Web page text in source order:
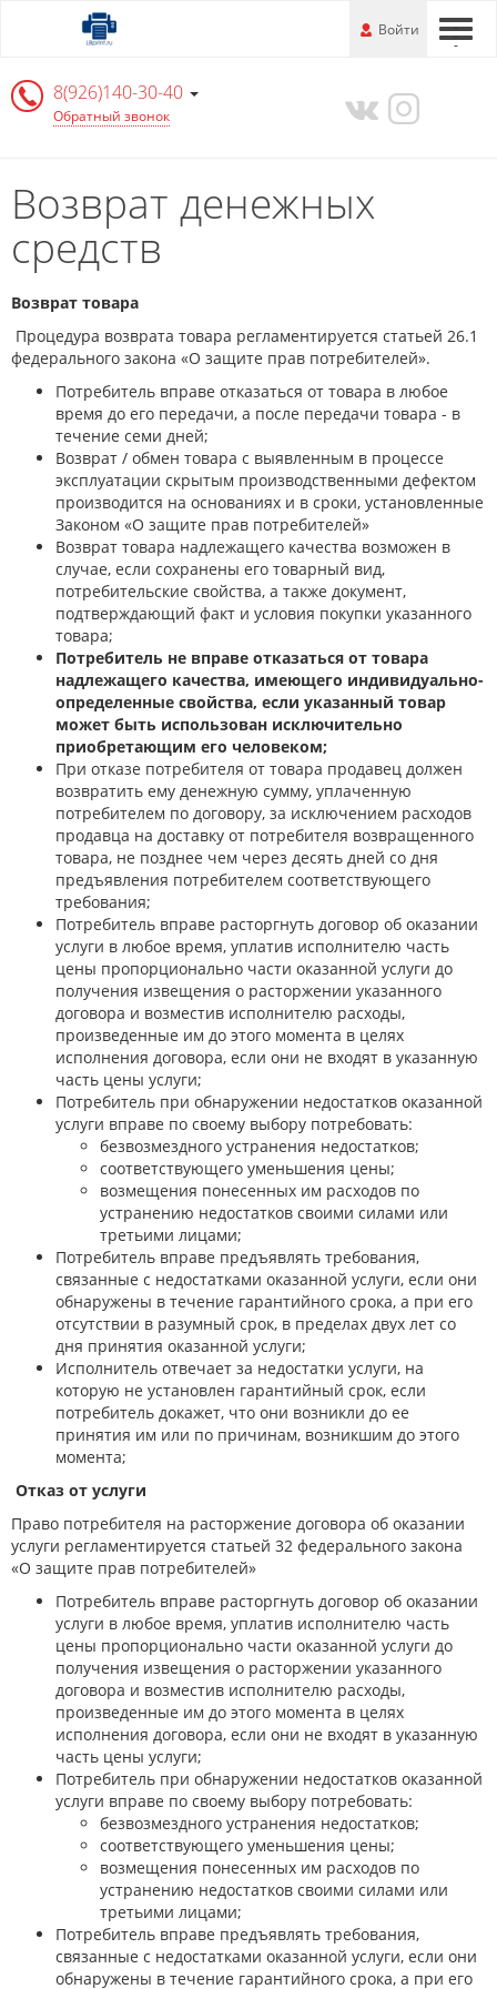
Перейти
информации
---
Войти
8(926)140-30-40
Обратный звонок
Возврат денежных
средств
Возврат товара
Процедура возврата товара регламентируется статьей 26.1
федерального закона «О защите прав потребителей».
Потребитель вправе отказаться от товара в любое
время до его передачи, а после передачи товара - в
течение семи дней;
Возврат / обмен товара с выявленным в процессе
эксплуатации скрытым производственными дефектом
производится на основаниях и в сроки, установленные
Законом «О защите прав потребителей»
Возврат товара надлежащего качества возможен в
случае, если сохранены его товарный вид,
потребительские свойства, а также документ,
подтверждающий факт и условия покупки указанного
товара;
Потребитель не вправе отказаться от товара
надлежащего качества, имеющего индивидуально-
определенные свойства, если указанный товар
может быть использован исключительно
приобретающим его человеком;
При отказе потребителя от товара продавец должен
возвратить ему денежную сумму, уплаченную
потребителем по договору, за исключением расходов
продавца на доставку от потребителя возвращенного
товара, не позднее чем через десять дней со дня
предъявления потребителем соответствующего
требования;
Потребитель вправе расторгнуть договор об оказании
услуги в любое время, уплатив исполнителю часть
цены пропорционально части оказанной услуги до
получения извещения о расторжении указанного
договора и возместив исполнителю расходы,
произведенные им до этого момента в целях
исполнения договора, если они не входят в указанную
часть цены услуги;
Потребитель при обнаружении недостатков оказанной
услуги вправе по своему выбору потребовать:
безвозмездного устранения недостатков;
соответствующего уменьшения цены;
возмещения понесенных им расходов по
устранению недостатков своими силами или
третьими лицами;
Потребитель вправе предъявлять требования,
связанные с недостатками оказанной услуги, если они
обнаружены в течение гарантийного срока, а при его
отсутствии в разумный срок, в пределах двух лет со
дня принятия оказанной услуги;
Исполнитель отвечает за недостатки услуги, на
которую не установлен гарантийный срок, если
потребитель докажет, что они возникли до ее
принятия им или по причинам, возникшим до этого
момента;
Отказ от услуги
Право потребителя на расторжение договора об оказании
услуги регламентируется статьей 32 федерального закона
«О защите прав потребителей»
Потребитель вправе расторгнуть договор об оказании
услуги в любое время, уплатив исполнителю часть
цены пропорционально части оказанной услуги до
получения извещения о расторжении указанного
договора и возместив исполнителю расходы,
произведенные им до этого момента в целях
исполнения договора, если они не входят в указанную
часть цены услуги;
Потребитель при обнаружении недостатков оказанной
услуги вправе по своему выбору потребовать:
безвозмездного устранения недостатков;
соответствующего уменьшения цены;
возмещения понесенных им расходов по
устранению недостатков своими силами или
третьими лицами;
Потребитель вправе предъявлять требования,
связанные с недостатками оказанной услуги, если они
обнаружены в течение гарантийного срока, а при его